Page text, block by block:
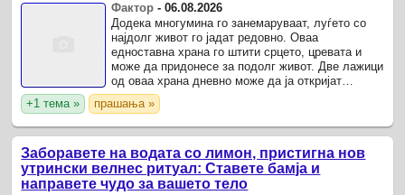
Фактор -06.08.2026
Додека многумина го занемаруваат, луѓето со
најдолг живот го јадат редовно. Оваа
едноставна храна го штити срцето, цревата и
може да придонесе за подолг живот. Две лажици
од оваа храна дневно може да ја откријат
тајната на долговечноста.
+1 тема » прашања »
Заборавете на водата со лимон, пристигна нов
утрински велнес ритуал: Ставете бамја и
направете чудо за вашето тело